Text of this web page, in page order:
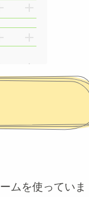
ムを使っていま